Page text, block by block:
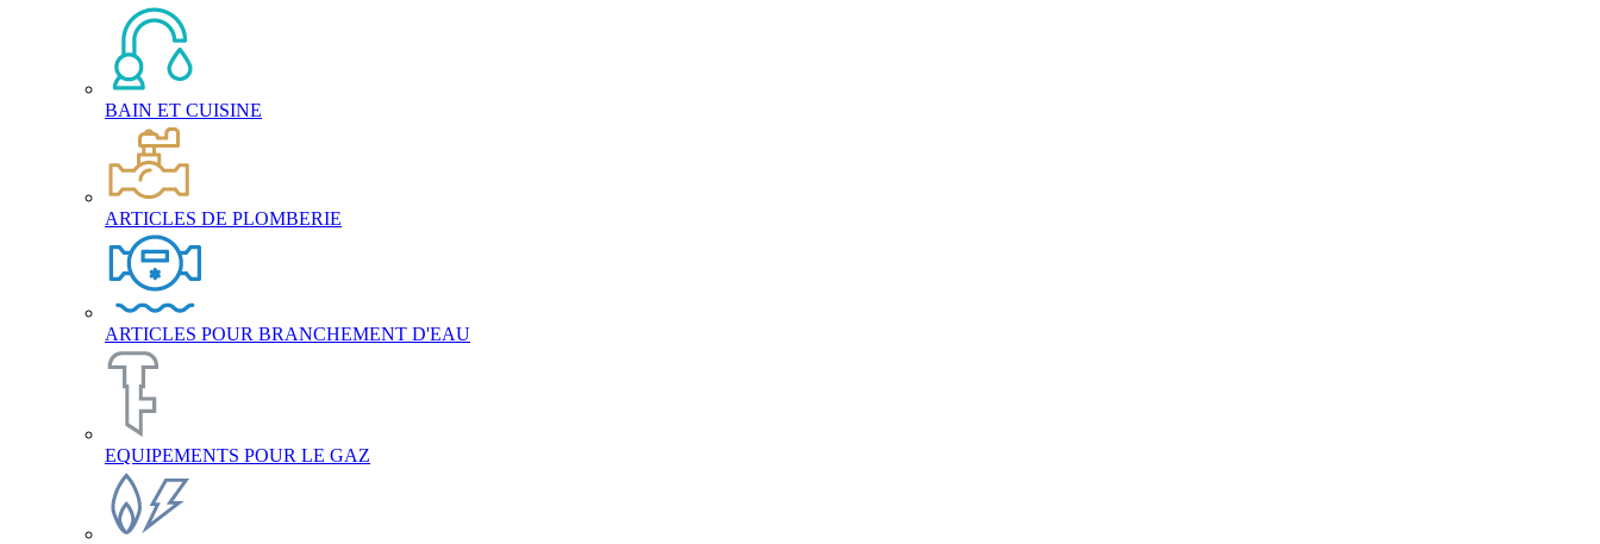
BAIN ET CUISINE
ARTICLES DE PLOMBERIE
ARTICLES POUR BRANCHEMENT D'EAU
EQUIPEMENTS POUR LE GAZ